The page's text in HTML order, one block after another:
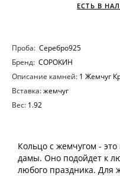
ЕСТЬ В
Проба: Серебро925
Бренд: СОРОКИН
Описание камней: 1 Жемчуг
Вставка:жемчуг
Вес: 1.92
Кольцо с жемчугом -
дамы. Оно подойдет к
любого праздника. Для